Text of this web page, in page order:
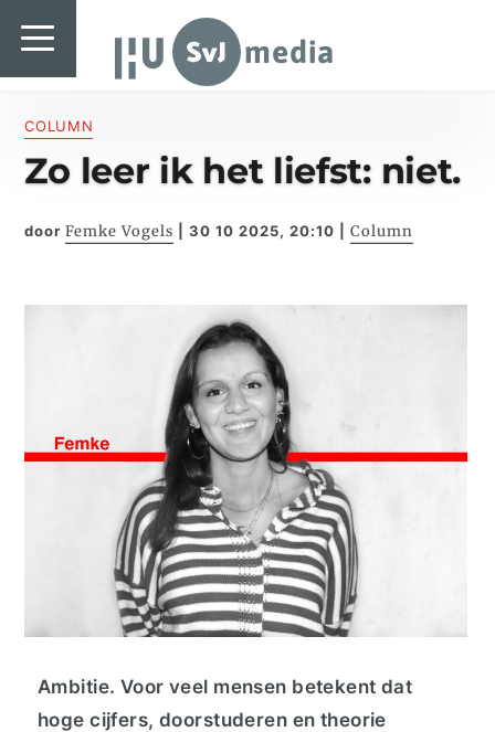
SvJ media
COLUMN
Zo leer ik het liefst: niet.
doorFemke Vogels |30 10 2025, 20:10 |Column
Ambitie. Voor veel mensen betekent dat
hoge cijfers, doorstuderen en theorie
SvJ media
Regionaal
Specials & International
Freelancebureau
Introductiefestival
Agenda & Vacatures